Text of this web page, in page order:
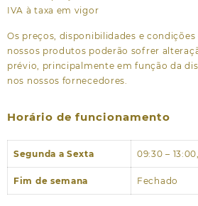
IVA à taxa em vigor
Os preços, disponibilidades e
nossos produtos poderão sofrer
prévio, principalmente em função da
nos nossos fornecedores.
Horário de funcionamento
Segunda a Sexta 09:30 –
Fim de semana Fechado